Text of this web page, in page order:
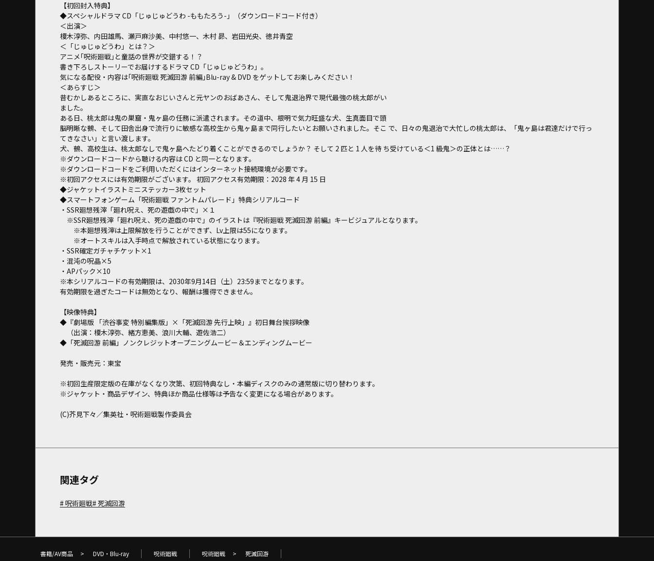
【初回封入特典】
◆スペシャルドラマ CD「じゅじゅどうわ -ももたろう-」（ダウンロードコード付き）
＜出演＞
榎木淳弥、内田雄馬、瀬戸麻沙美、中村悠一、木村 昴、岩田光央、徳井青空
＜「じゅじゅどうわ」とは？＞
アニメ｢呪術廻戦｣と童話の世界が交錯する！？
書き下ろしストーリーでお届けするドラマ CD「じゅじゅどうわ」。
気になる配役・内容は｢呪術廻戦 死滅回游 前編｣Blu-ray & DVD をゲットしてお楽しみください！
＜あらすじ＞
昔むかしあるところに、実直なおじいさんと元ヤンのおばあさん、そして鬼退治界で現代最強の桃太郎がい
ました。
ある日、桃太郎は鬼の巣窟・鬼ヶ島の任務に派遣されます。その道中、根明で気力旺盛な犬、生真面目で頭
脳明晰な鵺、そして田舎出身で流行りに敏感な高校生から鬼ヶ島まで同行したいとお願いされました。そこ で、日々の鬼退治で大忙しの桃太郎は、「鬼ヶ島は君達だけで行っ
てきなさい」と言い渡します。
犬、鵺、高校生は、桃太郎なしで鬼ヶ島へたどり着くことができるのでしょうか？ そして 2 匹と 1 人を待 ち受けている＜1 級鬼＞の正体とは……？
※ダウンロードコードから聴ける内容は CD と同一となります。
※ダウンロードコードをご利用いただくにはインターネット接続環境が必要です。
※初回アクセスには有効期限がございます。 初回アクセス有効期限：2028 年 4 月 15 日
◆ジャケットイラストミニステッカー3枚セット
◆スマートフォンゲーム「呪術廻戦 ファントムパレード」特典シリアルコード
・SSR廻想残滓「廻れ呪え、死の遊戯の中で」×１
※SSR廻想残滓「廻れ呪え、死の遊戯の中で」のイラストは『呪術廻戦 死滅回游 前編』キービジュアルとなります。
※本廻想残滓は上限解放を行うことができず、Lv上限は55になります。
※オートスキルは入手時点で解放されている状態になります。
・SSR確定ガチャチケット×1
・混沌の呪晶×5
・APパック×10
※本シリアルコードの有効期限は、2030年9月14日（土）23:59までとなります。
有効期限を過ぎたコードは無効となり、報酬は獲得できません。
【映像特典】
◆『劇場版 「渋谷事変 特別編集版」×「死滅回游 先行上映」』初日舞台挨拶映像
（出演：榎木淳弥、緒方恵美、浪川大輔、遊佐浩二）
◆「死滅回游 前編」ノンクレジットオープニングムービー＆エンディングムービー
発売・販売元：東宝
※初回生産限定版の在庫がなくなり次第、初回特典なし・本編ディスクのみの通常版に切り替わります。
※ジャケット・商品デザイン、特典ほか商品仕様等は予告なく変更になる場合があります。
(C)芥見下々／集英社・呪術廻戦製作委員会
関連タグ
呪術廻戦 死滅回游
書籍/AV商品 > DVD・Blu-ray 呪術廻戦 呪術廻戦 > 死滅回游